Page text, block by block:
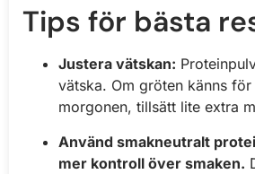
Tips för bästa
Justera vätskan:
vätska. Om gröten känns
morgonen, tillsätt lite extra
Använd smakneutralt
mer kontroll över smaken.